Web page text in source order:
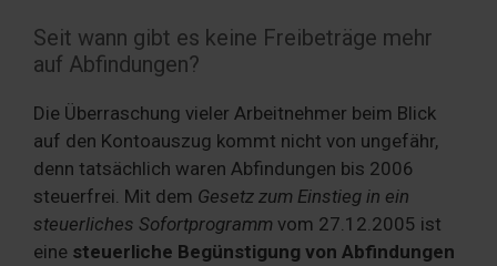
Seit wann gibt es keine Freibeträge mehr
auf Abfindungen?
Die Überraschung vieler Arbeitnehmer beim Blick
auf den Kontoauszug kommt nicht von ungefähr,
denn tatsächlich waren Abfindungen bis 2006
steuerfrei. Mit dem Gesetz zum Einstieg in ein
steuerliches Sofortprogramm vom 27.12.2005 ist
eine steuerliche Begünstigung von Abfindungen